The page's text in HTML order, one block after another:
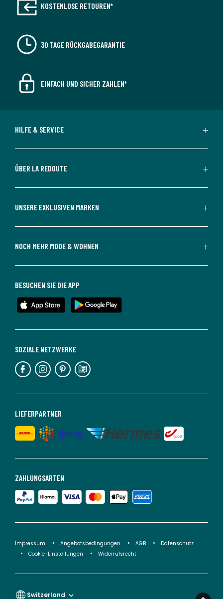
KOSTENLOSE RETOUREN*
30 TAGE RÜCKGABEGARANTIE
EINFACH UND SICHER ZAHLEN*
HILFE & SERVICE
ÜBER LA REDOUTE
UNSERE EXKLUSIVEN MARKEN
NOCH MEHR MODE & WOHNEN
ZAHLUNGSARTEN
LIEFERPARTNER
SOZIALE NETZWERKE
BESUCHEN SIE DIE APP
Impressum Angebotsbedingungen AGB
Datenschutz
Cookie-Einstellungen
Widerrufsrecht
Switzerland